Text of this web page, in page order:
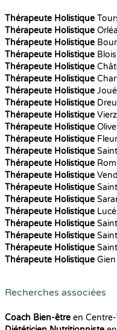
Thérapeute Holistique
Thérapeute Holistique
Thérapeute Holistique
Thérapeute Holistique Blois
Thérapeute Holistique
Thérapeute Holistique
Thérapeute Holistique
Thérapeute Holistique
Thérapeute Holistique
Thérapeute Holistique
Thérapeute Holistique
Thérapeute Holistique
Thérapeute Holistique
Thérapeute Holistique
Thérapeute Holistique
Thérapeute Holistique
Thérapeute Holistique Lucé
Thérapeute Holistique
Thérapeute Holistique
Thérapeute Holistique
Thérapeute Holistique Gien
Recherches associées
Coach Bien-être en